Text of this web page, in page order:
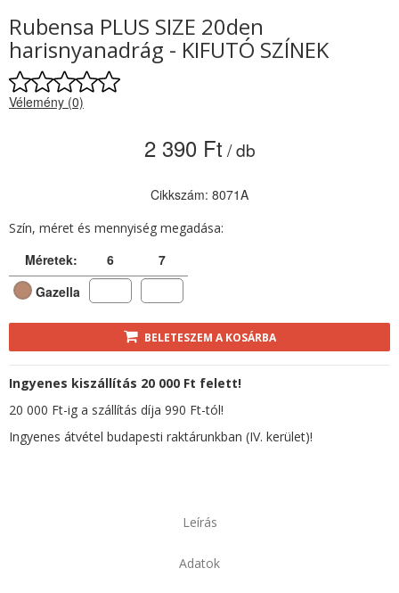
Rubensa PLUS SIZE 20den
harisnyanadrág - KIFUTÓ SZÍNEK
Vélemény (0)
2 390 Ft / db
Cikkszám: 8071A
Szín, méret és mennyiség megadása:
Méretek: 6
7
Gazella
BELETESZEM A KOSÁRBA
Ingyenes kiszállítás 20 000 Ft felett!
20 000 Ft-ig a szállítás díja 990 Ft-tól!
Ingyenes átvétel budapesti raktárunkban (IV. kerület)!
Leírás
Adatok